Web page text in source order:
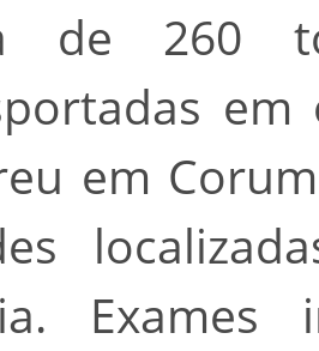
de 260
em
em
Exames